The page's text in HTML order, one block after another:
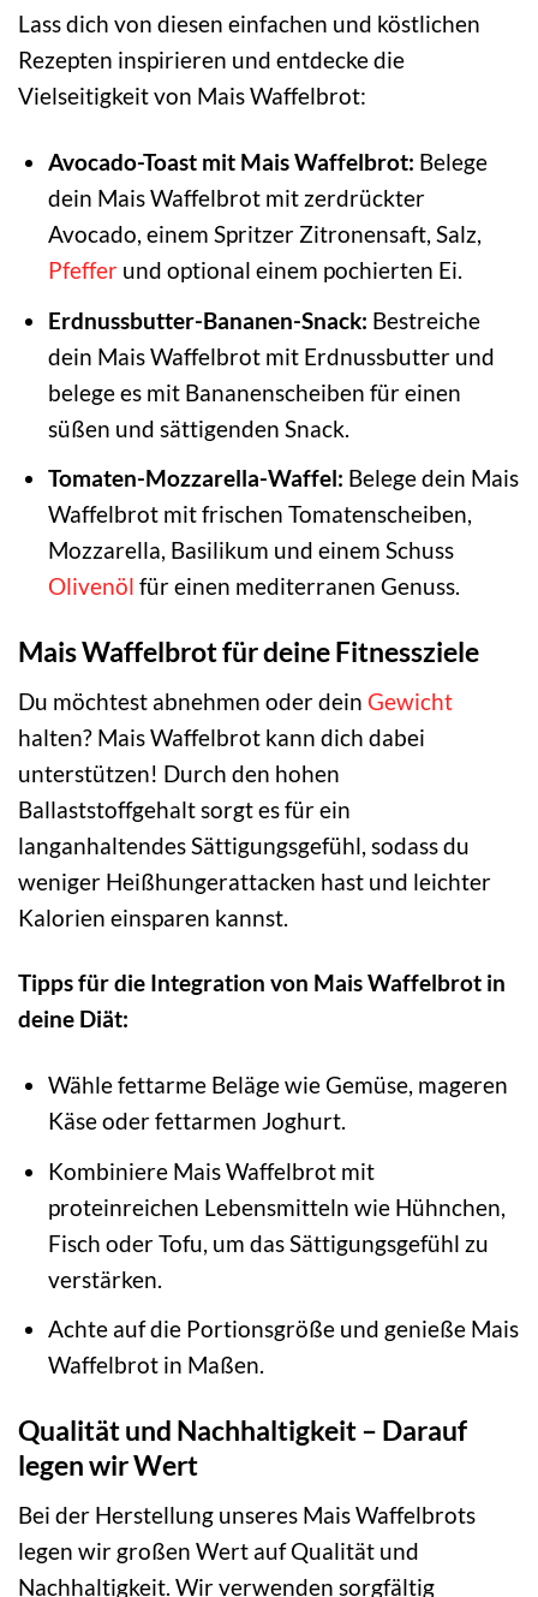
Lass dich von diesen einfachen und köstlichen
Rezepten inspirieren und entdecke die
Vielseitigkeit von Mais Waffelbrot:
Avocado-Toast mit Mais Waffelbrot: Belege
dein Mais Waffelbrot mit zerdrückter
Avocado, einem Spritzer Zitronensaft, Salz,
Pfefferund optional einem pochierten Ei.
Erdnussbutter-Bananen-Snack: Bestreiche
dein Mais Waffelbrot mit Erdnussbutter und
belege es mit Bananenscheiben für einen
süßen und sättigenden Snack.
Tomaten-Mozzarella-Waffel: Belege dein Mais
Waffelbrot mit frischen Tomatenscheiben,
Mozzarella, Basilikum und einem Schuss
Olivenöl für einen mediterranen Genuss.
Mais Waffelbrot für deine Fitnessziele
Du möchtest abnehmen oder dein Gewicht
halten? Mais Waffelbrot kann dich dabei
unterstützen! Durch den hohen
Ballaststoffgehalt sorgt es für ein
langanhaltendes Sättigungsgefühl, sodass du
weniger Heißhungerattacken hast und leichter
Kalorien einsparen kannst.
Tipps für die Integration von Mais Waffelbrot in
deine Diät:
Wähle fettarme Beläge wie Gemüse, mageren
Käse oder fettarmen Joghurt.
Kombiniere Mais Waffelbrot mit
proteinreichen Lebensmitteln wie Hühnchen,
Fisch oder Tofu, um das Sättigungsgefühl zu
verstärken.
Achte auf die Portionsgröße und genieße Mais
Waffelbrot in Maßen.
Qualität und Nachhaltigkeit – Darauf
legen wir Wert
Bei der Herstellung unseres Mais Waffelbrots
legen wir großen Wert auf Qualität und
Nachhaltigkeit. Wir verwenden sorgfältig